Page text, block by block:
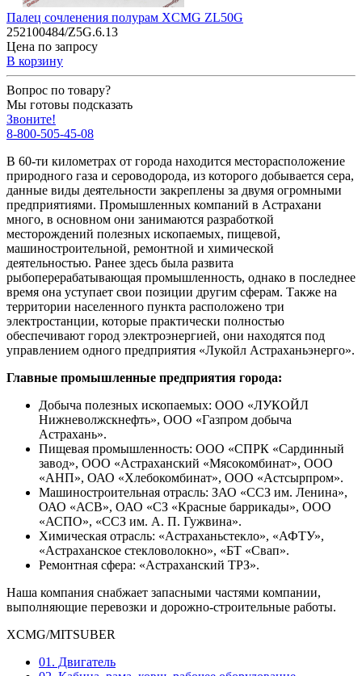
Палец сочленения полурам XCMG ZL50G
252100484/Z5G.6.13
Цена по запросу
В корзину
Вопрос по товару?
Мы готовы подсказать
Звоните!
8-800-505-45-08
В 60-ти километрах от города находится месторасположение
природного газа и сероводорода, из которого добывается сера,
данные виды деятельности закреплены за двумя огромными
предприятиями. Промышленных компаний в Астрахани
много, в основном они занимаются разработкой
месторождений полезных ископаемых, пищевой,
машиностроительной, ремонтной и химической
деятельностью. Ранее здесь была развита
рыбоперерабатывающая промышленность, однако в последнее
время она уступает свои позиции другим сферам. Также на
территории населенного пункта расположено три
электростанции, которые практически полностью
обеспечивают город электроэнергией, они находятся под
управлением одного предприятия «Лукойл Астраханьэнерго».
Главные промышленные предприятия города:
Добыча полезных ископаемых: ООО «ЛУКОЙЛ
Нижневолжскнефть», ООО «Газпром добыча
Астрахань».
Пищевая промышленность: ООО «СПРК «Сардинный
завод», ООО «Астраханский «Мясокомбинат», ООО
«АНП», ОАО «Хлебокомбинат», ООО «Астсырпром».
Машиностроительная отрасль: ЗАО «ССЗ им. Ленина»,
ОАО «АСВ», ОАО «СЗ «Красные баррикады», ООО
«АСПО», «ССЗ им. А. П. Гужвина».
Химическая отрасль: «Астраханьстекло», «АФТУ»,
«Астраханское стекловолокно», «БТ «Свап».
Ремонтная сфера: «Астраханский ТРЗ».
Наша компания снабжает запасными частями компании,
выполняющие перевозки и дорожно-строительные работы.
XCMG/MITSUBER
01. Двигатель